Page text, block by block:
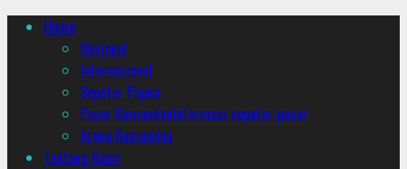
PrimaryHome
Nasional
Internasional
Seputar Papua
Pasar KamundanInformasi seputar pasar
Arena Kamundan
Tentang Kami